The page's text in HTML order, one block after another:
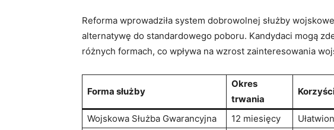
Reforma wprowadziła system dobrowolnej służby
alternatywę do standardowego poboru. Kandydaci mogą
różnych formach, co wpływa na wzrost zainteresowania
Forma służby
Okres
trwania
Wojskowa Służba Gwarancyjna 12 miesięcy